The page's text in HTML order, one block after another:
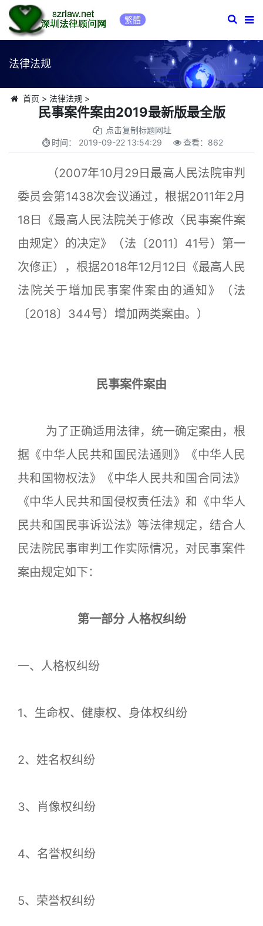
繁體
法律法规
首页 > 法律法规 >
民事案件案由2019最新版最全版
点击复制标题网址
时间： 2019-09-22 13:54:29 查看： 862
（2007年10月29日最高人民法院审判
委员会第1438次会议通过，根据2011年2月
18日《最高人民法院关于修改〈民事案件案
由规定〉的决定》（法〔2011〕41号）第一
次修正），根据2018年12月12日《最高人民
法院关于增加民事案件案由的通知》（法
〔2018〕344号）增加两类案由。）
民事案件案由
为了正确适用法律，统一确定案由，根
据《中华人民共和国民法通则》《中华人民
共和国物权法》《中华人民共和国合同法》
《中华人民共和国侵权责任法》和《中华人
民共和国民事诉讼法》等法律规定，结合人
民法院民事审判工作实际情况，对民事案件
案由规定如下：
第一部分 人格权纠纷
一、人格权纠纷
1、生命权、健康权、身体权纠纷
2、姓名权纠纷
3、肖像权纠纷
4、名誉权纠纷
5、荣誉权纠纷